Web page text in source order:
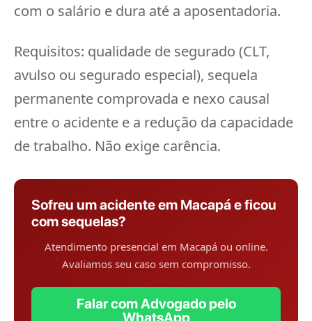
com o salário e dura até a aposentadoria.
Requisitos: qualidade de segurado (CLT,
avulso ou segurado especial), sequela
permanente comprovada e nexo causal
entre o acidente e a redução da capacidade
de trabalho. Não exige carência.
Sofreu um acidente em Macapá e ficou
com sequelas?
Atendimento presencial em Macapá ou online.
Avaliamos seu caso sem compromisso.
Falar com Advogado pelo
WhatsApp